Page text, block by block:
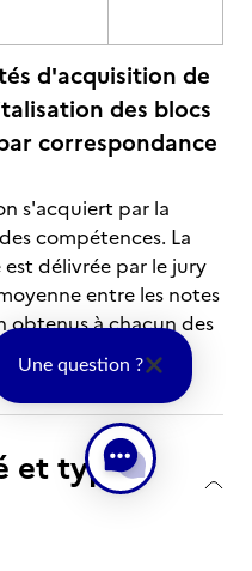
d'acquisition de
des blocs
correspondance
s'acquiert par la
compétences. La
délivrée par le jury
entre les notes
obtenus à chacun des
et type
Une question ?